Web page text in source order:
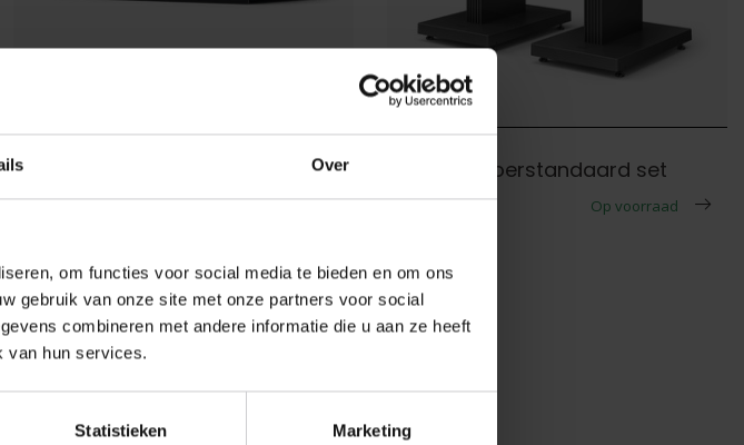
Over
om functies voor social media te bieden en om ons
gebruik van onze site met onze partners voor social
combineren met andere informatie die u aan ze heeft
van hun services.
Statistieken Marketing
€1.900,00 Niet op voorraad
KEF S3-vloerstandaard set
€799,00 Op voorraad